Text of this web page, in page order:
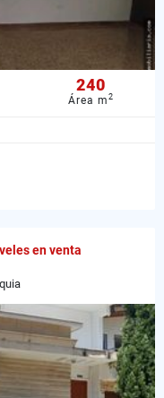
240
Área m2
en venta